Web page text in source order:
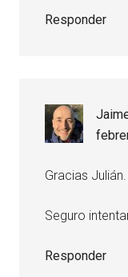
Responder
Gracias Julián.
Seguro
Responder